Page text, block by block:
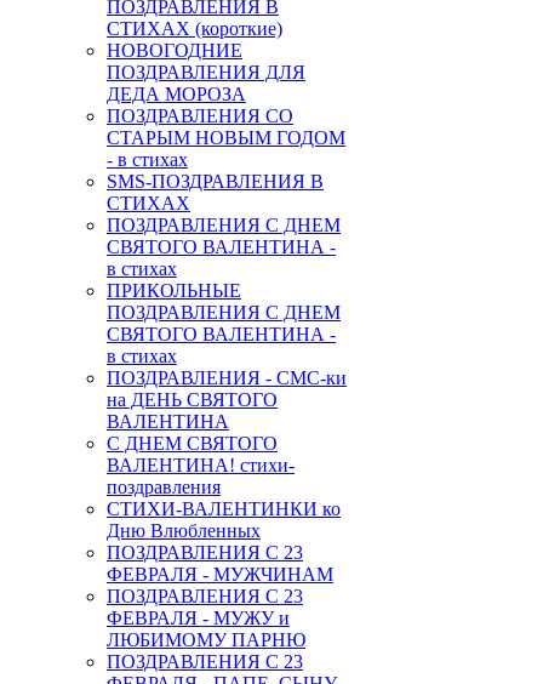
ПОЗДРАВЛЕНИЯ В
СТИХАХ (короткие)
НОВОГОДНИЕ
ПОЗДРАВЛЕНИЯ ДЛЯ
ДЕДА МОРОЗА
ПОЗДРАВЛЕНИЯ СО
СТАРЫМ НОВЫМ ГОДОМ
- в стихах
SMS-ПОЗДРАВЛЕНИЯ В
СТИХАХ
ПОЗДРАВЛЕНИЯ С ДНЕМ
СВЯТОГО ВАЛЕНТИНА -
в стихах
ПРИКОЛЬНЫЕ
ПОЗДРАВЛЕНИЯ С ДНЕМ
СВЯТОГО ВАЛЕНТИНА -
в стихах
ПОЗДРАВЛЕНИЯ - СМС-ки
на ДЕНЬ СВЯТОГО
ВАЛЕНТИНА
С ДНЕМ СВЯТОГО
ВАЛЕНТИНА! стихи-
поздравления
СТИХИ-ВАЛЕНТИНКИ ко
Дню Влюбленных
ПОЗДРАВЛЕНИЯ С 23
ФЕВРАЛЯ - МУЖЧИНАМ
ПОЗДРАВЛЕНИЯ С 23
ФЕВРАЛЯ - МУЖУ и
ЛЮБИМОМУ ПАРНЮ
ПОЗДРАВЛЕНИЯ С 23